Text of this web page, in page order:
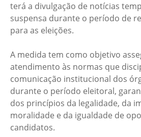
terá a divulgação de notícias
suspensa durante o período de
para as eleições.
A medida tem como objetivo
atendimento às normas que
comunicação institucional dos
durante o período eleitoral,
dos princípios da legalidade, da
moralidade e da igualdade de
candidatos.